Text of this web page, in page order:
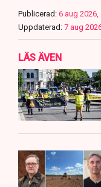
Publicerad: 6 aug 2026,
Uppdaterad: 7 aug
LÄS ÄVEN